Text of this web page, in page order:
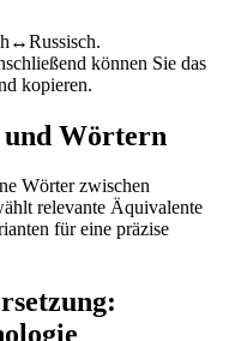
können Sie das
kopieren.
und Wörtern
Wörter zwischen
relevante Äquivalente
für eine präzise